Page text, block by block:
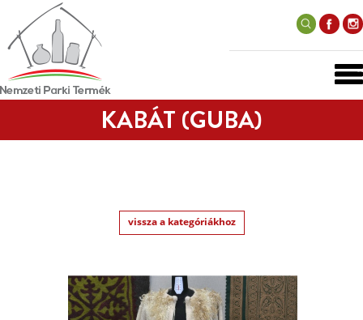
KABÁT (GUBA)
vissza a kategóriákhoz